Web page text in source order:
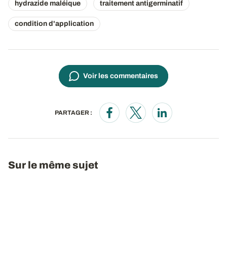
hydrazide maléique traitement antigerminatif
condition d'application
Voir les commentaires
PARTAGER :
Opens in a new window
Opens in a new window
Opens in a new
Sur le même sujet